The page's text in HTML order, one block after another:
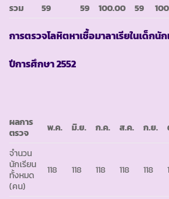
รวม
59 59 100.00 59
การตรวจโลหิตหาเชื้อมาลาเรียในเด็กนั
ปีการศึกษา2552
ผลการ
ตรวจ
พ.ค. มิ.ย. ก.ค. ส.ค. ก.ย.
จำนวน
นักเรียน
ทั้งหมด
(คน)
118 118 118 118 118